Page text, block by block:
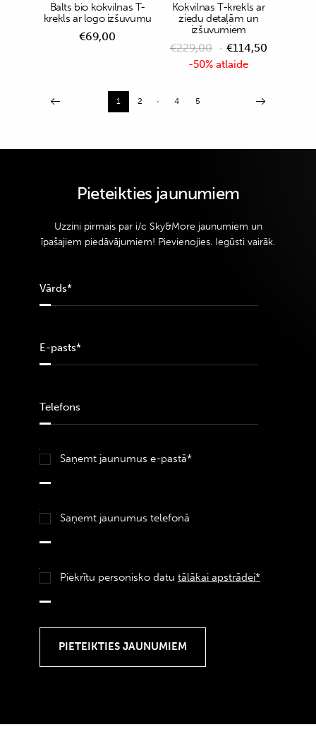
Balts bio kokvilnas T-
krekls ar logo izšuvumu
€69,00
-50% atlaide
Kokvilnas T-krekls ar
ziedu detaļām un
izšuvumiem
€229,00 €114,50
1 2 4 5
Pieteikties jaunumiem
Uzzini pirmais par i/c Sky&More jaunumiem un
īpašajiem piedāvājumiem! Pievienojies. Iegūsti vairāk.
Saņemt jaunumus e-pastā*
Saņemt jaunumus telefonā
Piekrītu personisko datu tālākai apstrādei*